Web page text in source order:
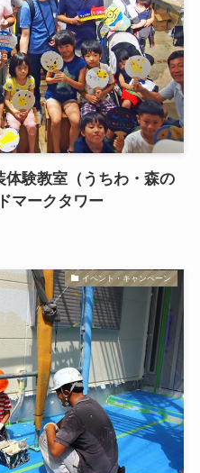
体験教室（うちわ・森の
マークタワー
イベント・キャンペーン